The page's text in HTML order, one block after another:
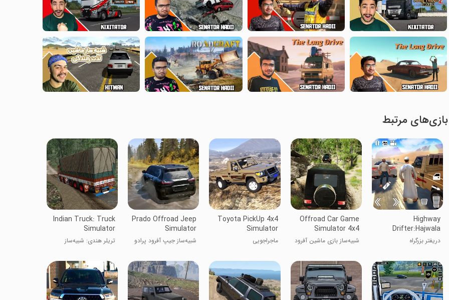
بازی‌های مرتبط
Highway
Drifter:Hajwala
Online
دریفتر بزرگراه
Offroad Car Game
Simulator 4x4
شبیه‌ساز بازی ماشین آفرود
Toyota PickUp 4x4
Simulator
ماجراجویی
Prado Offroad Jeep
Simulator
شبیه‌ساز جیپ آفرود پرادو
Indian Truck: Truck
Simulator
تریلر هندی: شبیه‌ساز